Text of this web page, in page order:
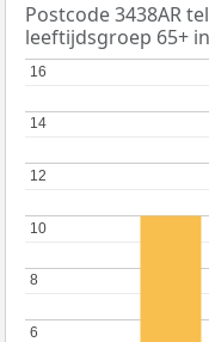
Postcode 3438AR
leeftijdsgroep 65+
6
6
8
8
10
10
12
12
14
14
16
16